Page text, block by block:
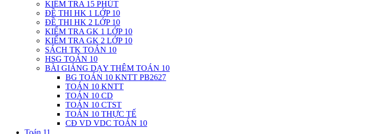
KIỂM TRA 15 PHÚT
ĐỀ THI HK 1 LỚP 10
ĐỀ THI HK 2 LỚP 10
KIỂM TRA GK 1 LỚP 10
KIỂM TRA GK 2 LỚP 10
SÁCH TK TOÁN 10
HSG TOÁN 10
BÀI GIẢNG DẠY THÊM TOÁN 10
BG TOÁN 10 KNTT PB2627
TOÁN 10 KNTT
TOÁN 10 CD
TOÁN 10 CTST
TOÁN 10 THỰC TẾ
CĐ VD VDC TOÁN 10
Toán 11